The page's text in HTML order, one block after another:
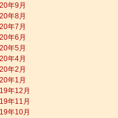
年9月
年8月
年7月
年6月
年5月
年4月
年2月
年1月
年12月
年11月
年10月